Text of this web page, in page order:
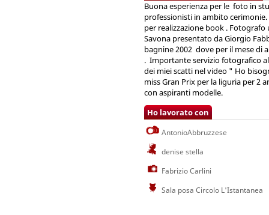
Buona esperienza per le foto in
professionisti in ambito
per realizzazione book .
Savona presentato da Giorgio
bagnine 2002 dove per il mese
. Importante servizio fotografico
dei miei scatti nel video " Ho
miss Gran Prix per la liguria per
con aspiranti modelle.
Ho lavorato con
AntonioAbbruzzese
denise stella
Fabrizio Carlini
Sala posa Circolo L'Istantanea